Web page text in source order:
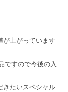
が上がっています
ですので今後の入
きたいスペシャル